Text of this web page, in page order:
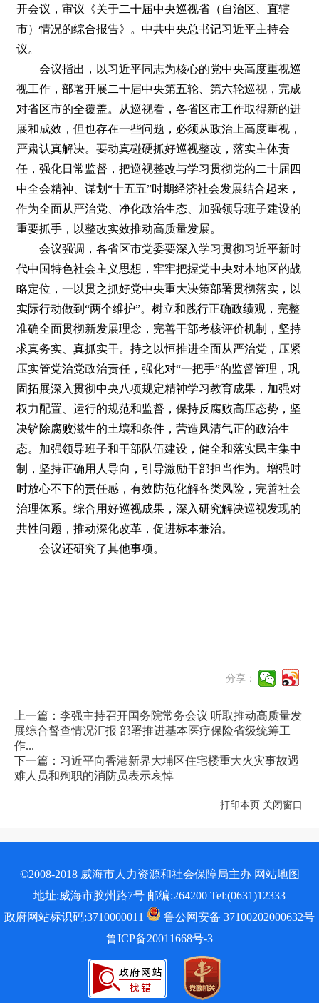
开会议，审议《关于二十届中央巡视省（自治区、直辖
市）情况的综合报告》。中共中央总书记习近平主持会
议。
会议指出，以习近平同志为核心的党中央高度重视巡
视工作，部署开展二十届中央第五轮、第六轮巡视，完成
对省区市的全覆盖。从巡视看，各省区市工作取得新的进
展和成效，但也存在一些问题，必须从政治上高度重视，
严肃认真解决。要动真碰硬抓好巡视整改，落实主体责
任，强化日常监督，把巡视整改与学习贯彻党的二十届四
中全会精神、谋划“十五五”时期经济社会发展结合起来，
作为全面从严治党、净化政治生态、加强领导班子建设的
重要抓手，以整改实效推动高质量发展。
会议强调，各省区市党委要深入学习贯彻习近平新时
代中国特色社会主义思想，牢牢把握党中央对本地区的战
略定位，一以贯之抓好党中央重大决策部署贯彻落实，以
实际行动做到“两个维护”。树立和践行正确政绩观，完整
准确全面贯彻新发展理念，完善干部考核评价机制，坚持
求真务实、真抓实干。持之以恒推进全面从严治党，压紧
压实管党治党政治责任，强化对“一把手”的监督管理，巩
固拓展深入贯彻中央八项规定精神学习教育成果，加强对
权力配置、运行的规范和监督，保持反腐败高压态势，坚
决铲除腐败滋生的土壤和条件，营造风清气正的政治生
态。加强领导班子和干部队伍建设，健全和落实民主集中
制，坚持正确用人导向，引导激励干部担当作为。增强时
时放心不下的责任感，有效防范化解各类风险，完善社会
治理体系。综合用好巡视成果，深入研究解决巡视发现的
共性问题，推动深化改革，促进标本兼治。
会议还研究了其他事项。
分享：
上一篇：李强主持召开国务院常务会议 听取推动高质量发
展综合督查情况汇报 部署推进基本医疗保险省级统筹工
作...
下一篇：习近平向香港新界大埔区住宅楼重大火灾事故遇
难人员和殉职的消防员表示哀悼
打印本页 关闭窗口
©2008-2018 威海市人力资源和社会保障局主办 网站地图
地址:威海市胶州路7号 邮编:264200 Tel:(0631)12333
政府网站标识码:3710000011
鲁公网安备 37100202000632号
鲁ICP备20011668号-3